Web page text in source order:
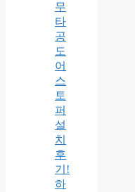
무
타
공
도
어
스
토
퍼
설
치
후
기!
하